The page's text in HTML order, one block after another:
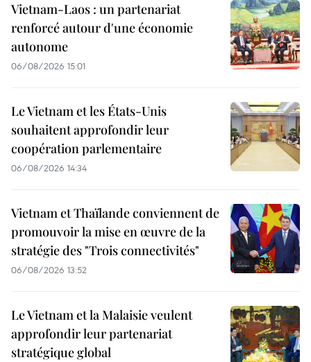
Vietnam-Laos : un partenariat
renforcé autour d'une économie
autonome
06/08/2026 15:01
Le Vietnam et les États-Unis
souhaitent approfondir leur
coopération parlementaire
06/08/2026 14:34
Vietnam et Thaïlande conviennent de
promouvoir la mise en œuvre de la
stratégie des "Trois connectivités"
06/08/2026 13:52
Le Vietnam et la Malaisie veulent
approfondir leur partenariat
stratégique global